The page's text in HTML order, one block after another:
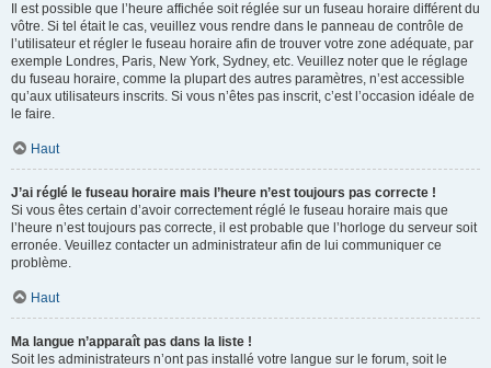
Il est possible que l’heure affichée soit réglée sur un fuseau horaire différent du
vôtre. Si tel était le cas, veuillez vous rendre dans le panneau de contrôle de
l’utilisateur et régler le fuseau horaire afin de trouver votre zone adéquate, par
exemple Londres, Paris, New York, Sydney, etc. Veuillez noter que le réglage
du fuseau horaire, comme la plupart des autres paramètres, n’est accessible
qu’aux utilisateurs inscrits. Si vous n’êtes pas inscrit, c’est l’occasion idéale de
le faire.
Haut
J’ai réglé le fuseau horaire mais l’heure n’est toujours pas correcte !
Si vous êtes certain d’avoir correctement réglé le fuseau horaire mais que
l’heure n’est toujours pas correcte, il est probable que l’horloge du serveur soit
erronée. Veuillez contacter un administrateur afin de lui communiquer ce
problème.
Haut
Ma langue n’apparaît pas dans la liste !
Soit les administrateurs n’ont pas installé votre langue sur le forum, soit le